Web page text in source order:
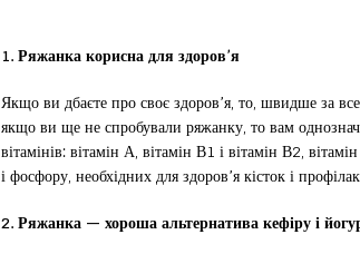
1. Ряжанка корисна для здоров’я
Якщо ви дбаєте про своє здоров’я, то, швидше за
якщо ви ще не спробували ряжанку, то вам
вітамінів: вітамін А, вітамін В1 і вітамін В2,
і фосфору, необхідних для здоров’я кісток і
2. Ряжанка — хороша альтернатива кефіру і